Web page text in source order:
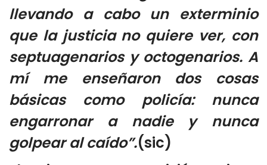
llevando a cabo un exterminio
que la justicia no quiere ver, con
septuagenarios y octogenarios. A
mí me enseñaron dos cosas
básicas como policía: nunca
engarronar a nadie y nunca
golpear al caído”.(sic)